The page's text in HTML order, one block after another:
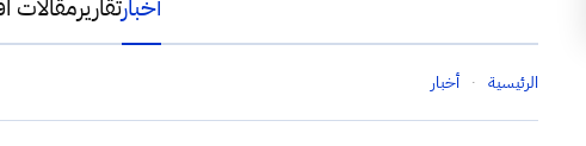
أخبارتقاريرمقالات
الرئيسية أخبار